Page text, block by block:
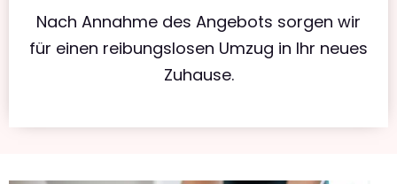
Nach Annahme des Angebots sorgen wir
für einen reibungslosen Umzug in Ihr neues
Zuhause.